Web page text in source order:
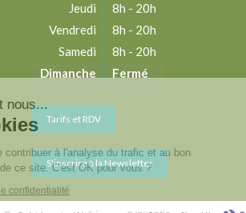
Jeudi
8h - 20h
Vendredi
8h - 20h
Samedi
8h - 20h
Dimanche
Fermé
Tarifs et RDV
S'inscrire à la Newsletter
c'est nous...
Cookies
rôle est de contribuer à l'analyse du trafic et au bon
de ce site. C'est OK pour vous ?
la politique de confidentialité